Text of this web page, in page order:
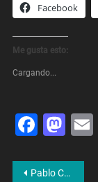
Facebook
Me gusta esto:
Cargando...
Pablo Cervi: “Es necesario una oposición constructiva, con la que se puedan dar las discusiones que hacen falta”